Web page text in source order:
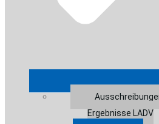
Ergebnisse LADV